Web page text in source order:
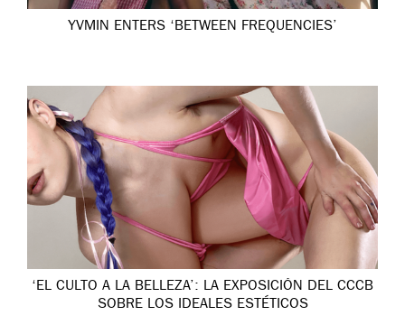
YVMIN ENTERS ‘BETWEEN FREQUENCIES’
‘EL CULTO A LA BELLEZA’: LA EXPOSICIÓN DEL CCCB
SOBRE LOS IDEALES ESTÉTICOS